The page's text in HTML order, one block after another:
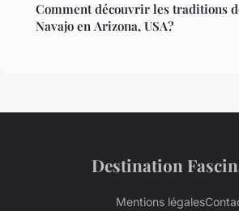
Comment découvrir les traditions
Navajo en Arizona, USA?
Destination
Mentions légales